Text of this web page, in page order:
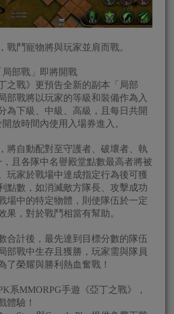
戰鬥寵物將與玩家並肩而戰。
部戰」即將開戰
之戰》更預告全新的副本「局部
部戰將以玩家的等級和裝備作為入
為下級、中級、高級，且每日共開
放時間內使用入場券進入。
將自動配對至守護者、破壞者、執
且各隊中名譽殿堂點數最高者將被
玩家於戰場中達成指定行為後可獲
點數，如消滅敵方隊長、攻擊成功
場中的特定物體，則使隊伍於一定
果，對於戰鬥相當有幫助。
合計後，最先達到目標分數的隊伍
部戰中生存且獲勝，玩家需與隊員
了榮耀與勝利熱血奮戰！
系MMORPG手遊《亞丁之戰》，
體驗！